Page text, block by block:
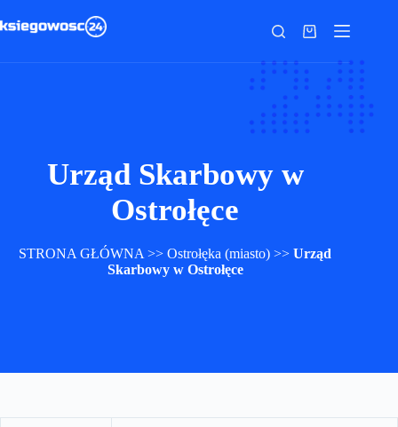
do
Koszyk
Urząd Skarbowy w
Ostrołęce
STRONA GŁÓWNA >>Ostrołęka (miasto) >>Urząd
Skarbowy w Ostrołęce